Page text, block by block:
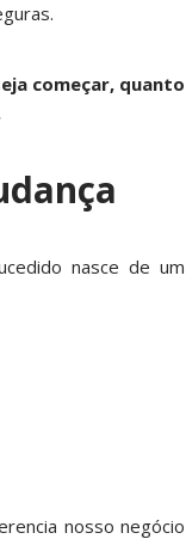
começar, quanto
nasce de um
nosso negócio